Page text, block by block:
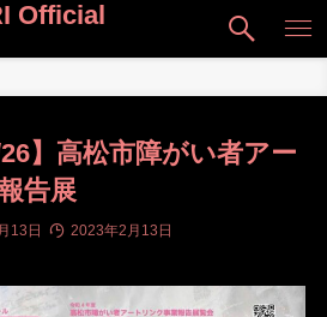
Official
26】高松市障がい者アー
告展
13日 2023年2月13日